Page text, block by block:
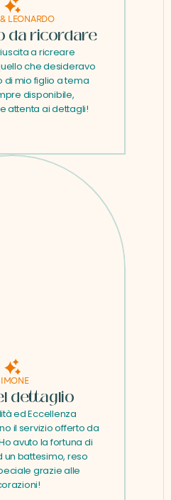
LEONARDO
da ricordare
a ricreare
che desideravo
di mio figlio a tema
disponibile,
attenta ai dettagli!
dettaglio
ed Eccellenza
il servizio offerto da
avuto la fortuna di
battesimo, reso
grazie alle